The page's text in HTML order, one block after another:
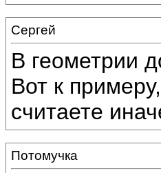
Сергей
В геометрии
Вот к
считаете
Потомучка